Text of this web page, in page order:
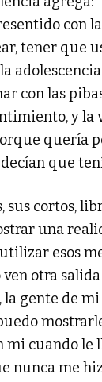
con
tener que
con las
y la
quería
que
sus cortos,
una
esos
otra
la gente de
mi cuando
nunca me